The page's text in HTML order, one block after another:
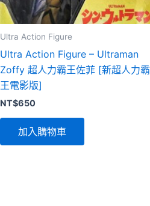
Ultra Action Figure
Ultra Action Figure – Ultraman
Zoffy 超人力霸王佐菲 [新超人力霸
王電影版]
NT$650
加入購物車